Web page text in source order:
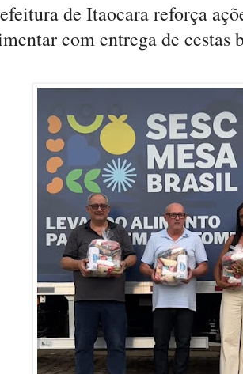
de Itaocara reforça
com entrega de cestas